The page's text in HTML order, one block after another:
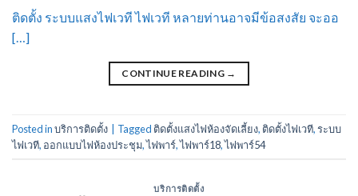
ติดตั้ง ระบบแสงไฟเวที ไฟเวที หลายท่านอาจมีข้อสงสัย จะออ
[…]
CONTINUE READING →
Posted inบริการติดตั้ง | Tagged ติดตั้งแสงไฟห้องจัดเลี้ยง, ติดตั้งไฟเวที,ระบบ
ไฟเวที, ออกแบบไฟห้องประชุม,ไฟพาร์,ไฟพาร์18,ไฟพาร์54
บริการติดตั้ง